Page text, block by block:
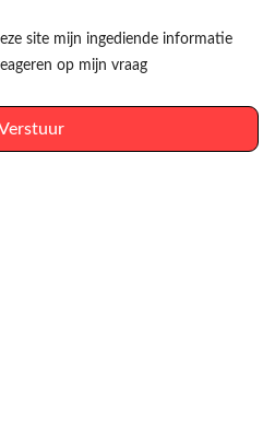
site mijn ingediende informatie
op mijn vraag